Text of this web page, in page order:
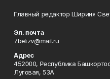
Главный редактор Шириня
Эл. почта
7belizv@mail.ru
Адрес
452000, Республика
Луговая, 53А